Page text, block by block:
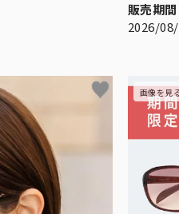
販売期間
2026/